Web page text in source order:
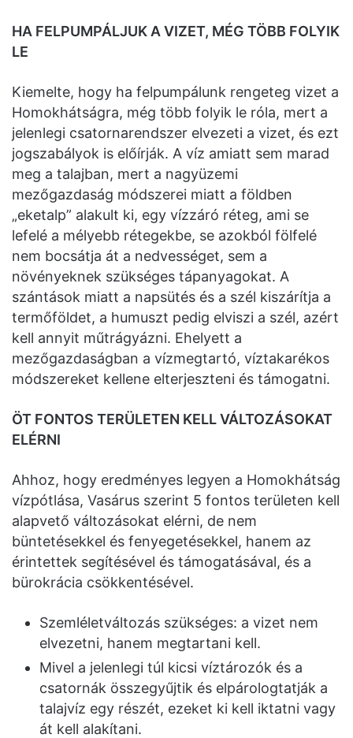
HA FELPUMPÁLJUK A VIZET, MÉG TÖBB FOLYIK
LE
Kiemelte, hogy ha felpumpálunk rengeteg vizet a
Homokhátságra, még több folyik le róla, mert a
jelenlegi csatornarendszer elvezeti a vizet, és ezt
jogszabályok is előírják. A víz amiatt sem marad
meg a talajban, mert a nagyüzemi
mezőgazdaság módszerei miatt a földben
„eketalp” alakult ki, egy vízzáró réteg, ami se
lefelé a mélyebb rétegekbe, se azokból fölfelé
nem bocsátja át a nedvességet, sem a
növényeknek szükséges tápanyagokat. A
szántások miatt a napsütés és a szél kiszárítja a
termőföldet, a humuszt pedig elviszi a szél, azért
kell annyit műtrágyázni. Ehelyett a
mezőgazdaságban a vízmegtartó, víztakarékos
módszereket kellene elterjeszteni és támogatni.
ÖT FONTOS TERÜLETEN KELL VÁLTOZÁSOKAT
ELÉRNI
Ahhoz, hogy eredményes legyen a Homokhátság
vízpótlása, Vasárus szerint 5 fontos területen kell
alapvető változásokat elérni, de nem
büntetésekkel és fenyegetésekkel, hanem az
érintettek segítésével és támogatásával, és a
bürokrácia csökkentésével.
Szemléletváltozás szükséges: a vizet nem
elvezetni, hanem megtartani kell.
Mivel a jelenlegi túl kicsi víztározók és a
csatornák összegyűjtik és elpárologtatják a
talajvíz egy részét, ezeket ki kell iktatni vagy
át kell alakítani.